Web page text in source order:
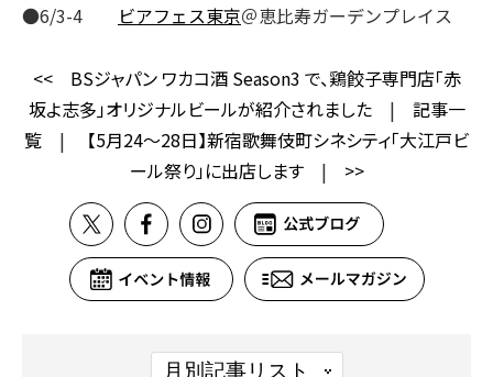
●6/3-4
ビアフェス東京＠恵比寿ガーデンプレイス
<<
BSジャパン ワカコ酒 Season3 で、鶏餃子専門店「赤
坂よ志多」オリジナルビールが紹介されました| 記事一
覧 |
【5月24～28日】新宿歌舞伎町シネシティ「大江戸ビ
ール祭り」に出店します| >>